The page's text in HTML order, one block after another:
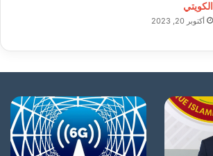
الكويتي
أكتوبر 20, 2023